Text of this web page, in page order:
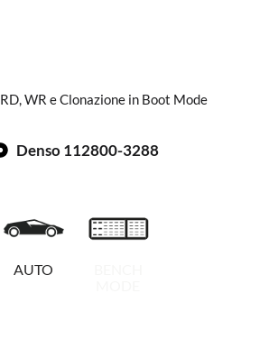
RD, WR e Clonazione in Boot Mode
Denso 112800-3288
AUTO